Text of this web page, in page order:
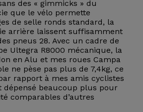
des « gimmicks » du
que le vélo permette
de selle ronds standard, la
arrière laissent suffisamment
pneus 28. Avec un cadre de
Ultegra R8000 mécanique, la
en Alu et mes roues Campa
ne pèse pas plus de 7,4kg, ce
rapport à mes amis cyclistes
dépensé beaucoup plus pour
comparables d’autres